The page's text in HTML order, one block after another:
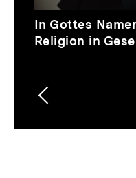
Video
Dauer
3
In Gottes
Religion in
Vorherigen
Inhalt